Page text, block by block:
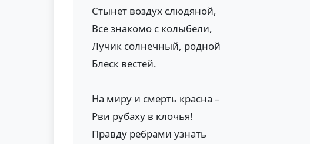
Стынет воздух слюдяной,
Все знакомо с колыбели,
Лучик солнечный, родной
Блеск вестей.
На миру и смерть красна –
Рви рубаху в клочья!
Правду ребрами узнать